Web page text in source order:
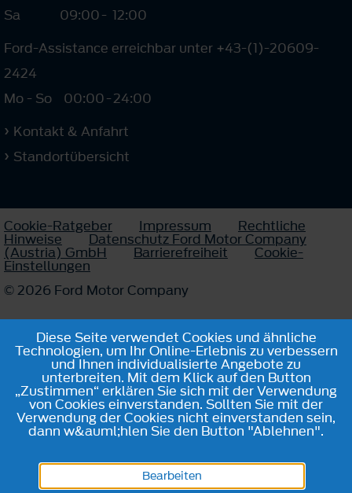
Sa
09:00- 12:00
Ford-Assistance erreichbar unter +43-(1)-20609-
2424
Mo - So
00:00-24:00
Kontakt & Anfahrt
Standortübersicht
Cookie-Ratgeber Impressum Rechtliche
Hinweise Datenschutz Ford Motor Company
(Austria) GmbH Barrierefreiheit Cookie-
Einstellungen
© 2026 Ford Motor Company
Diese Seite verwendet Cookies und ähnliche
Technologien, um Ihr Online-Erlebnis zu verbessern
und Ihnen individualisierte Angebote zu
unterbreiten. Mit dem Klick auf den Button
„Zustimmen“ erklären Sie sich mit der Verwendung
von Cookies einverstanden. Sollten Sie mit der
Verwendung der Cookies nicht einverstanden sein,
dann w&auml;hlen Sie den Button "Ablehnen".
Bearbeiten